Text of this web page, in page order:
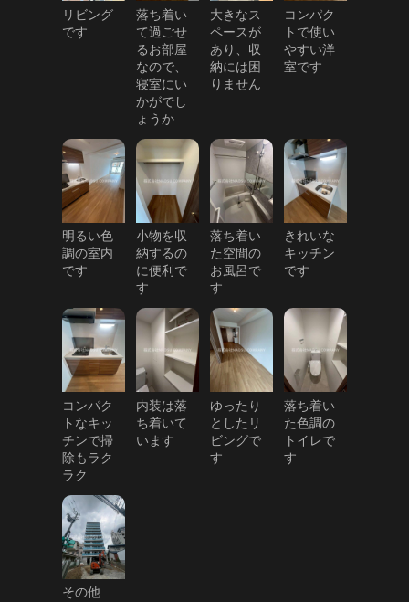
リビング
です
落ち着い
て過ごせ
るお部屋
なので、
寝室にい
かがでし
ょうか
大きなス
ペースが
あり、収
納には困
りません
コンパク
トで使い
やすい洋
室です
明るい色
調の室内
です
小物を収
納するの
に便利で
す
落ち着い
た空間の
お風呂で
す
きれいな
キッチン
です
コンパク
トなキッ
チンで掃
除もラク
ラク
内装は落
ち着いて
います
ゆったり
としたリ
ビングで
す
落ち着い
た色調の
トイレで
す
その他